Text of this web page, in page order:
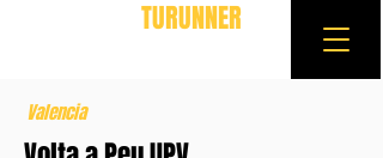
TURUNNER
Valencia